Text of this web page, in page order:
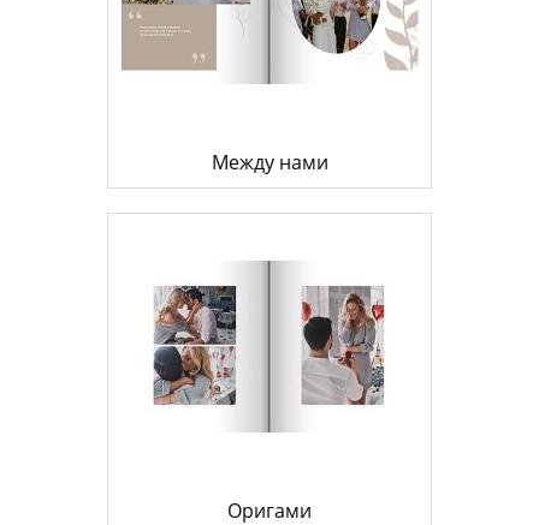
Между нами
Оригами